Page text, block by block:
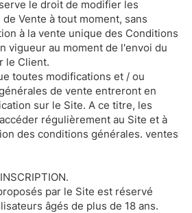
le droit de modifier les
Vente à tout moment, sans
à la vente unique des Conditions
vigueur au moment de l'envoi du
le Client.
toutes modifications et / ou
de vente entreront en
sur le Site. A ce titre, les
régulièrement au Site et à
des conditions générales. ventes
par le Site est réservé
âgés de plus de 18 ans.